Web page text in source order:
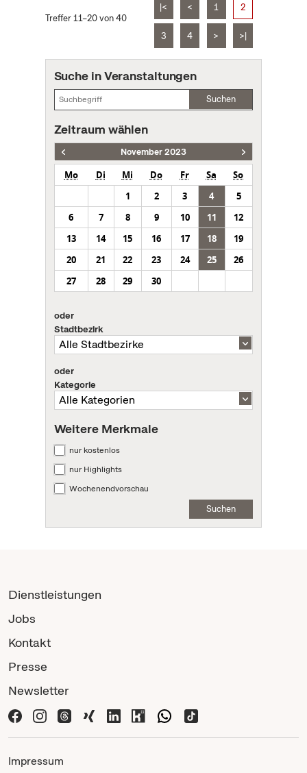
Treffer 11–20 von 40
|< < 1 2
3 4 > >|
Suche in Veranstaltungen
Suchen
Zeitraum wählen
November 2023
Mo Di Mi Do Fr Sa
So
1
2 3 4
5
6
7 8 9 10 11
12
13
14 15 16 17 18
19
20
21 22 23 24 25
26
27
28 29 30
oder
Stadtbezirk
oder
Kategorie
Weitere Merkmale
nur kostenlos
nur Highlights
Wochenendvorschau
Suchen
Dienstleistungen
Jobs
Kontakt
Presse
Newsletter
Impressum